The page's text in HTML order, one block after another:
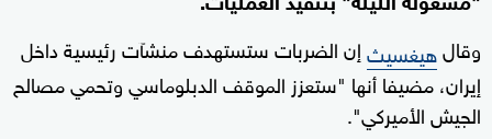
وقالهيغسيثإن الضربات ستستهدف منشآت رئيسية داخل
إيران، مضيفا أنها "ستعزز الموقف الدبلوماسي وتحمي مصالح
الجيش الأميركي".